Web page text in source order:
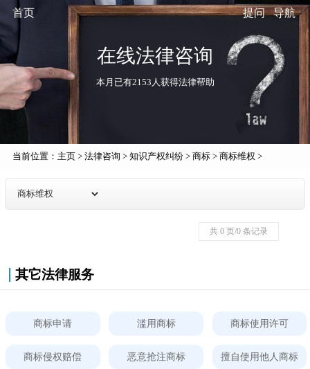
首页 导航
提问
在线法律咨询
本月已有2153人获得法律帮助
当前位置： 主页> 法律咨询 > 知识产权纠纷> 商标> 商标维权 >
共 0 页/0 条记录
其它法律服务
商标申请 滥用商标 商标使用许可
商标侵权赔偿 恶意抢注商标 擅自使用他人商标